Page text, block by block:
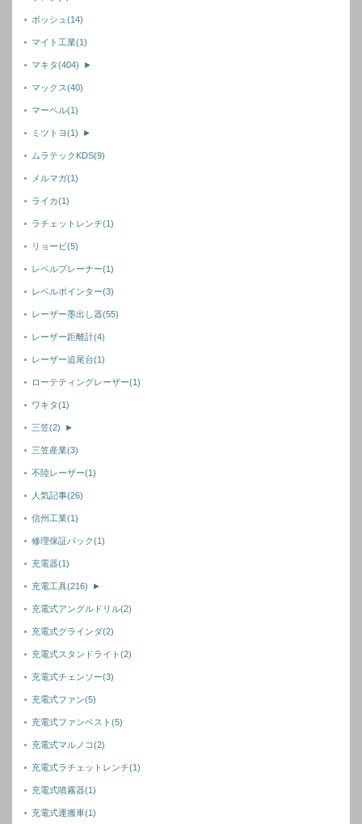
ボッシュ (14)
マイト工業(1)
マキタ(404) ►
マックス(40)
マーベル(1)
ミツトヨ(1) ►
ムラテックKDS(9)
メルマガ(1)
ライカ(1)
ラチェットレンチ(1)
リョービ(5)
レベルプレーナー(1)
レベルポインター(3)
レーザー墨出し器(55)
レーザー距離計(4)
レーザー追尾台(1)
ローテティングレーザー(1)
ワキタ(1)
三笠(2) ►
三笠産業(3)
不陸レーザー(1)
人気記事(26)
信州工業(1)
修理保証パック(1)
充電器(1)
充電工具(216) ►
充電式アングルドリル(2)
充電式グラインダ(2)
充電式スタンドライト(2)
充電式チェンソー(3)
充電式ファン(5)
充電式ファンベスト(5)
充電式マルノコ(2)
充電式ラチェットレンチ(1)
充電式噴霧器(1)
充電式運搬車(1)